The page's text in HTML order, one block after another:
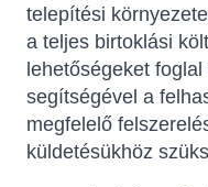
telepítési
a teljes birtoklási
lehetőségeket
segítségével a
megfelelő
küldetésükhöz